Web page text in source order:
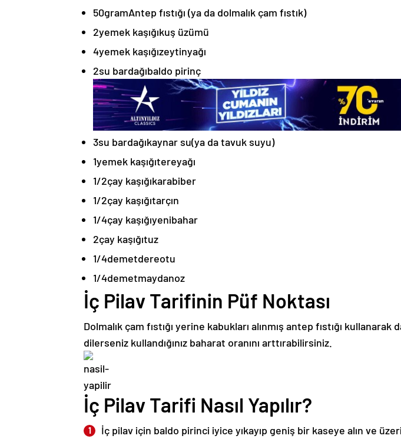
50gramAntep fıstığı (ya da dolmalık çam fıstık)
2yemek kaşığıkuş üzümü
4yemek kaşığızeytinyağı
2su bardağıbaldo pirinç
3su bardağıkaynar su(ya da tavuk suyu)
1yemek kaşığıtereyağı
1/2çay kaşığıkarabiber
1/2çay kaşığıtarçın
1/4çay kaşığıyenibahar
2çay kaşığıtuz
1/4demetdereotu
1/4demetmaydanoz
İç Pilav Tarifinin Püf Noktası
Dolmalık çam fıstığı yerine kabukları alınmış antep fıstığı kullanarak
dilerseniz kullandığınız baharat oranını arttırabilirsiniz.
İç Pilav Tarifi Nasıl Yapılır?
İç pilav için baldo pirinci iyice yıkayıp geniş bir kaseye alın ve